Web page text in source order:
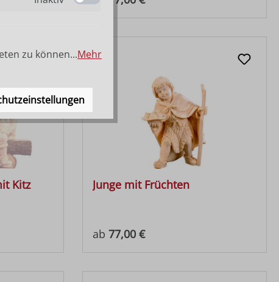
Kitz Junge mit Früchten
Regulärer Preis:
ab 77,00 €
zu können...Mehr